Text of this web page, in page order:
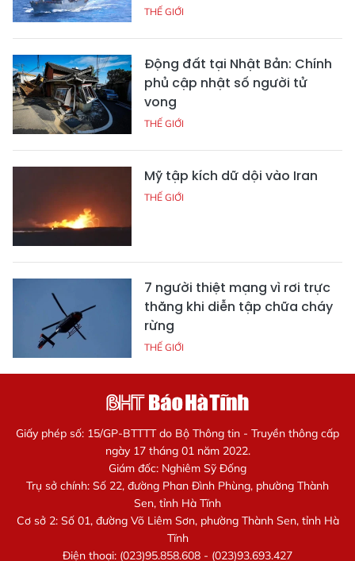
THẾ GIỚI
Động đất tại Nhật Bản: Chính
phủ cập nhật số người tử
vong
THẾ GIỚI
Mỹ tập kích dữ dội vào Iran
THẾ GIỚI
7 người thiệt mạng vì rơi trực
thăng khi diễn tập chữa cháy
rừng
THẾ GIỚI
Giấy phép số: 15/GP-BTTTT do Bộ Thông tin - Truyền thông cấp
ngày 17 tháng 01 năm 2022.
Giám đốc: Nghiêm Sỹ Đống
Trụ sở chính: Số 22, đường Phan Đình Phùng, phường Thành
Sen, tỉnh Hà Tĩnh
Cơ sở 2: Số 01, đường Võ Liêm Sơn, phường Thành Sen, tỉnh Hà
Tĩnh
Điện thoại: (023)95.858.608 - (023)93.693.427